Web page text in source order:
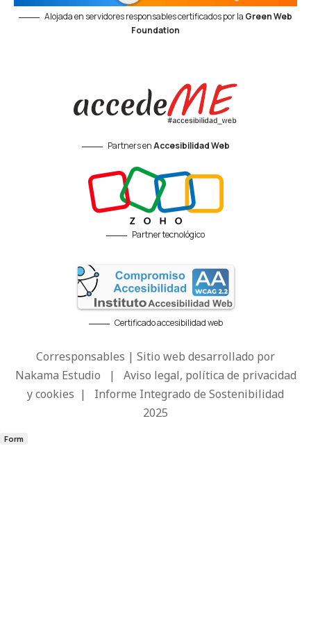
Alojada en servidores responsables certificados por la Green Web
Foundation
Partners enAccesibilidad Web
Partner tecnológico
Certificado accesibilidad web
Corresponsables | Sitio web desarrollado por
Nakama Estudio | Aviso legal, política de privacidad
y cookies | Informe Integrado de Sostenibilidad
2025
Form